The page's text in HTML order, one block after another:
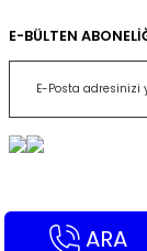
E-BÜLTEN
ARA